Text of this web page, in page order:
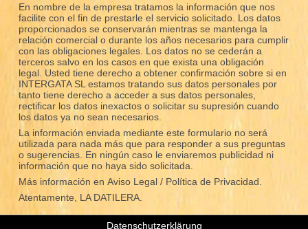
En nombre de la empresa tratamos la información que nos
facilite con el fin de prestarle el servicio solicitado. Los datos
proporcionados se conservarán mientras se mantenga la
relación comercial o durante los años necesarios para cumplir
con las obligaciones legales. Los datos no se cederán a
terceros salvo en los casos en que exista una obligación
legal. Usted tiene derecho a obtener confirmación sobre si en
INTERGATA SL estamos tratando sus datos personales por
tanto tiene derecho a acceder a sus datos personales,
rectificar los datos inexactos o solicitar su supresión cuando
los datos ya no sean necesarios.
La información enviada mediante este formulario no será
utilizada para nada más que para responder a sus preguntas
o sugerencias. En ningún caso le enviaremos publicidad ni
información que no haya sido solicitada.
Más información en Aviso Legal / Política de Privacidad.
Atentamente, LA DATILERA.
Datenschutzerklärung